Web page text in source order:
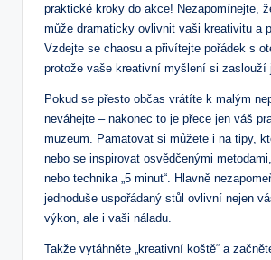
praktické kroky do akce! Nezapomínejte,
může ​dramaticky ovlivnit vaši kreativitu a
Vzdejte se chaosu a přivítejte pořádek⁣ s
protože vaše kreativní myšlení si zaslouží
Pokud se přesto ⁢občas vrátíte k malým
neváhejte – nakonec to je přece jen váš
muzeum. Pamatovat si můžete⁣ i na tipy,
nebo ‍se inspirovat ⁤osvědčenými
nebo technika „5 minut“. Hlavně
jednoduše uspořádaný stůl ovlivní nejen
výkon, ale i vaši ‍náladu.
Takže vytáhněte „kreativní koště“ a